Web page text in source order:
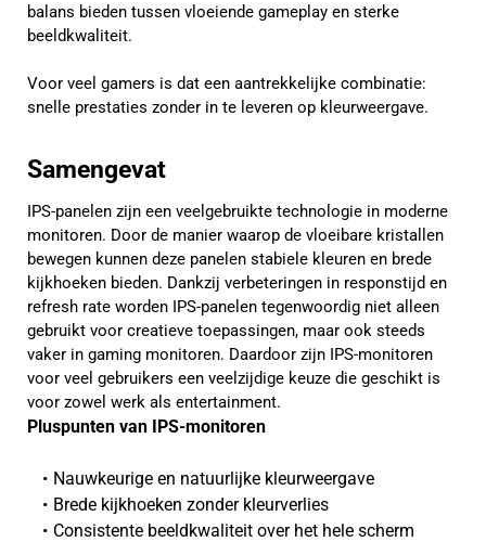
balans bieden tussen vloeiende gameplay en sterke
beeldkwaliteit.
Voor veel gamers is dat een aantrekkelijke combinatie:
snelle prestaties zonder in te leveren op kleurweergave.
Samengevat
IPS-panelen zijn een veelgebruikte technologie in moderne
monitoren. Door de manier waarop de vloeibare kristallen
bewegen kunnen deze panelen stabiele kleuren en brede
kijkhoeken bieden. Dankzij verbeteringen in responstijd en
refresh rate worden IPS-panelen tegenwoordig niet alleen
gebruikt voor creatieve toepassingen, maar ook steeds
vaker in gaming monitoren. Daardoor zijn IPS-monitoren
voor veel gebruikers een veelzijdige keuze die geschikt is
voor zowel werk als entertainment.
Pluspunten van IPS-monitoren
Nauwkeurige en natuurlijke kleurweergave
Brede kijkhoeken zonder kleurverlies
Consistente beeldkwaliteit over het hele scherm